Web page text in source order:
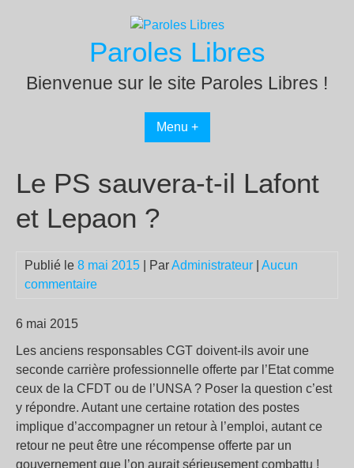
Paroles Libres
Bienvenue sur le site Paroles Libres !
Menu +
Le PS sauvera-t-il Lafont
et Lepaon ?
Publié le 8 mai 2015 | ParAdministrateur
Aucun
commentaire
6 mai 2015
Les anciens responsables CGT doivent-ils avoir une
seconde carrière professionnelle offerte par l’Etat comme
ceux de la CFDT ou de l’UNSA ? Poser la question c’est
y répondre. Autant une certaine rotation des postes
implique d’accompagner un retour à l’emploi, autant ce
retour ne peut être une récompense offerte par un
gouvernement que l’on aurait sérieusement combattu !